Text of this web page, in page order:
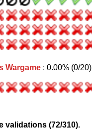
Wargame: 0.00% (0/20)
validations (72/310).